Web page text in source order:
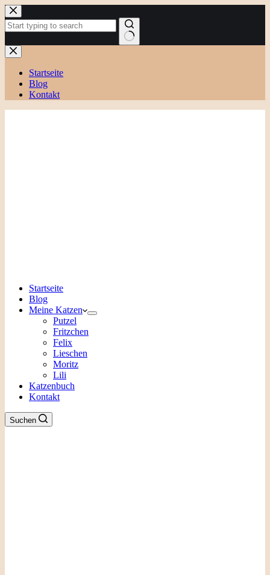
Zum
Inhalt
springen
Keine
Ergebnisse
Startseite
Blog
Kontakt
Startseite
Blog
Meine Katzen
Putzel
Fritzchen
Felix
Lieschen
Moritz
Lili
Katzenbuch
Kontakt
Suchen